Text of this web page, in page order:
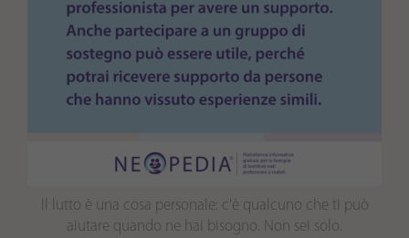
Il lutto è una cosa personale: c'è qualcuno che ti può
aiutare quando ne hai bisogno. Non sei solo.